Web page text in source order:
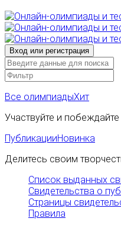
Все олимпиадыХит
Участвуйте и побеждайте
ПубликацииНовинка
Делитесь своим
Список выданных
Свидетельства о
Страницы
Правила